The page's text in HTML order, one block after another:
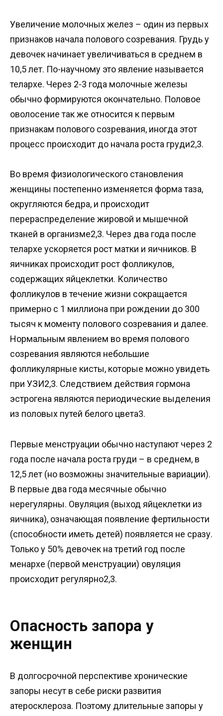
Увеличение молочных желез – один из первых
признаков начала полового созревания. Грудь у
девочек начинает увеличиваться в среднем в
10,5 лет. По-научному это явление называется
телархе. Через 2-3 года молочные железы
обычно формируются окончательно. Половое
оволосение так же относится к первым
признакам полового созревания, иногда этот
процесс происходит до начала роста груди2,3.
Во время физиологического становления
женщины постепенно изменяется форма таза,
округляются бедра, и происходит
перераспределение жировой и мышечной
тканей в организме2,3. Через два года после
телархе ускоряется рост матки и яичников. В
яичниках происходит рост фолликулов,
содержащих яйцеклетки. Количество
фолликулов в течение жизни сокращается
примерно с 1 миллиона при рождении до 300
тысяч к моменту полового созревания и далее.
Нормальным явлением во время полового
созревания являются небольшие
фолликулярные кисты, которые можно увидеть
при УЗИ2,3. Следствием действия гормона
эстрогена являются периодические выделения
из половых путей белого цвета3.
Первые менструации обычно наступают через 2
года после начала роста груди – в среднем, в
12,5 лет (но возможны значительные вариации).
В первые два года месячные обычно
нерегулярны. Овуляция (выход яйцеклетки из
яичника), означающая появление фертильности
(способности иметь детей) появляется не сразу.
Только у 50% девочек на третий год после
менархе (первой менструации) овуляция
происходит регулярно2,3.
Опасность запора у
женщин
В долгосрочной перспективе хронические
запоры несут в себе риски развития
атеросклероза. Поэтому длительные запоры у